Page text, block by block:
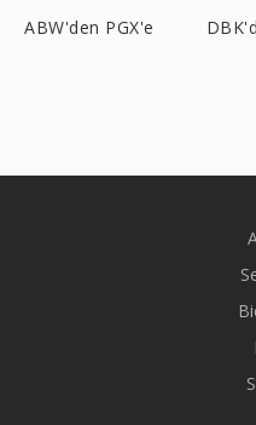
ABW'den PGX'e